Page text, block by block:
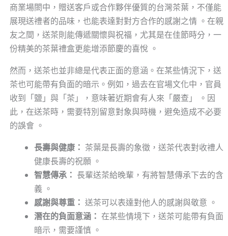
商業場閤中，贈送客戶或合作夥伴優質的台灣茶葉，不僅能
展現送禮者的品味，也能表達對對方合作的感謝之情 。在親
友之間，送茶則能傳遞關懷與祝福，尤其是在佳節時分，一
份精美的茶葉禮盒更能增添節慶的喜悅 。
然而，送茶也並非總是代表正面的意涵。在某些情況下，送
茶也可能帶有負面的暗示。例如，過去在官場文化中，官員
收到「鹽」與「茶」，意味著近期會有人來「嚴查」 。因
此，在送茶時，需要特別留意對象與時機，避免造成不必要
的誤會 。
長壽與健康： 茶葉是長壽的象徵，送茶代表對收禮人
健康長壽的祝願 。
智慧傳承： 長輩送茶給晚輩，有將智慧傳承下去的含
義 。
感謝與尊重： 送茶可以表達對他人的感謝與敬意 。
潛在的負面意涵： 在某些情境下，送茶可能帶有負面
暗示，需要謹慎 。